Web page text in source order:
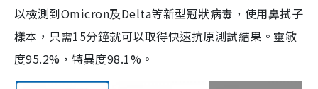
以檢測到Omicron及Delta等新型冠狀病毒，使用鼻拭子
樣本，只需15分鐘就可以取得快速抗原測試結果。靈敏
度95.2%，特異度98.1%。